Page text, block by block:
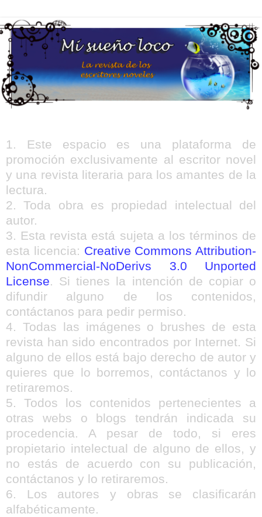
1. Este espacio es una plataforma de
promoción exclusivamente al escritor novel
y una revista literaria para los amantes de la
lectura.
2. Toda obra es propiedad intelectual del
autor.
3. Esta revista está sujeta a los términos de
esta licencia: Creative Commons Attribution-
NonCommercial-NoDerivs 3.0 Unported
License. Si tienes la intención de copiar o
difundir alguno de los contenidos,
contáctanos para pedir permiso.
4. Todas las imágenes o brushes de esta
revista han sido encontrados por Internet. Si
alguno de ellos está bajo derecho de autor y
quieres que lo borremos, contáctanos y lo
retiraremos.
5. Todos los contenidos pertenecientes a
otras webs o blogs tendrán indicada su
procedencia. A pesar de todo, si eres
propietario intelectual de alguno de ellos, y
no estás de acuerdo con su publicación,
contáctanos y lo retiraremos.
6. Los autores y obras se clasificarán
alfabéticamente.